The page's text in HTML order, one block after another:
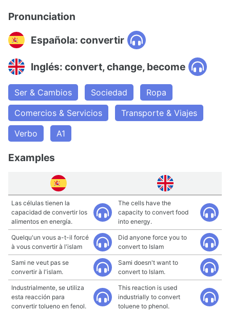
Pronunciation
Española: convertir
Inglés: convert, change, become
Ser & Cambios Sociedad
Ropa
Comercios & Servicios
Transporte & Viajes
Verbo
A1
Examples
Las células tienen la
capacidad de convertir los
alimentos en energía.
The cells have the
capacity to convert food
into energy.
Quelqu'un vous a-t-il forcé
à vous convertir à l'islam
Did anyone force you to
convert to Islam
Sami ne veut pas se
convertir à l'islam.
Sami doesn't want to
convert to Islam.
Industrialmente, se utiliza
esta reacción para
convertir tolueno en fenol.
This reaction is used
industrially to convert
toluene to phenol.